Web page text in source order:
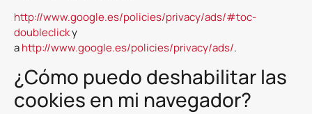
http://www.google.es/policies/privacy/ads/#toc-
doubleclicky
ahttp://www.google.es/policies/privacy/ads/.
¿Cómo puedo deshabilitar las
cookies en mi navegador?